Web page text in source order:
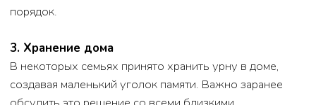
объяснить всё простыми словами.
Если вы рассматриваете кремацию в Северске или
кратко описать ситуацию и получить понятную
консультацию без давления и навязывания услуг.